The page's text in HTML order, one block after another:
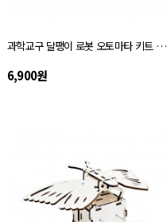
과학교구 달팽이 로봇 오토마타 키트 자체설명서
6,900원